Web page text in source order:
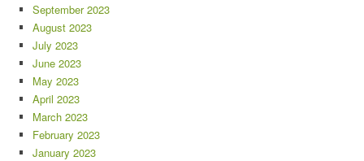
September 2023
August 2023
July 2023
June 2023
May 2023
April 2023
March 2023
February 2023
January 2023